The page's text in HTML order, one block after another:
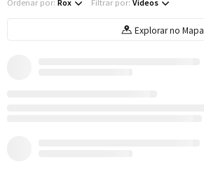
Ordenar por: Rox Filtrar por: Vídeos
Explorar no Mapa